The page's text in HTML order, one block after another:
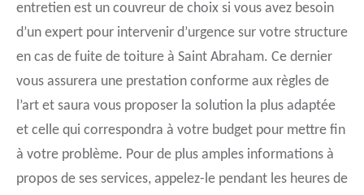
entretien est un couvreur de choix si vous avez besoin
d’un expert pour intervenir d’urgence sur votre structure
en cas de fuite de toiture à Saint Abraham. Ce dernier
vous assurera une prestation conforme aux règles de
l’art et saura vous proposer la solution la plus adaptée
et celle qui correspondra à votre budget pour mettre fin
à votre problème. Pour de plus amples informations à
propos de ses services, appelez-le pendant les heures de